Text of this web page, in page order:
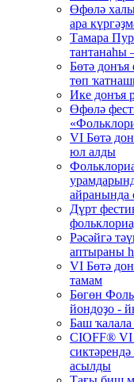
Өфөлә
ара
Тамара
тантанаһы
Бөтә
төп
Ике донъя
Өфөлә
VI Бөтә
юл алды
айранында
Дүрт
Рәсәйгә
аптыраны
VI Бөтә
тамам
Бөгөн
йондоҙо -
Баш
CIOFF® VI
асылды